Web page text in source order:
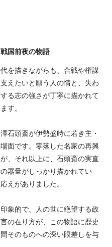
国前夜の物語
を描きながらも、合戦や権謀
えたいと願う人の情と、失わ
る志の強さが丁寧に描かれて
す。
石頭斎が伊勢盛時に若き主・
面です。零落した名家の再興
、それ以上に、石頭斎の実直
器量がしっかり描かれてい
えがありました。
象的で、人の世に絶望する政
の在り方が、この物語に歴史
そのものへの深い眼差しを与